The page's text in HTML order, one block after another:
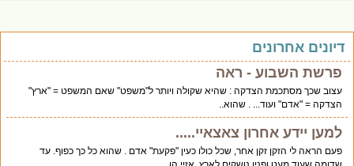
אחרונים
פרשת השבוע - ראה
עצוב שכך מסתכמת הצדקה : שהיא שקולה ויותר ל"משפט" שאם המשפט = "ארץ"
הצדקה = "אדם" ועוד... . שהוא..
למען יידע אחרון צאצאיי.....
פעם הראה לי הזקן זקן אחר, שכל כולו כעין "פקעת" אדם . שהוא כל כך כפוף. עד